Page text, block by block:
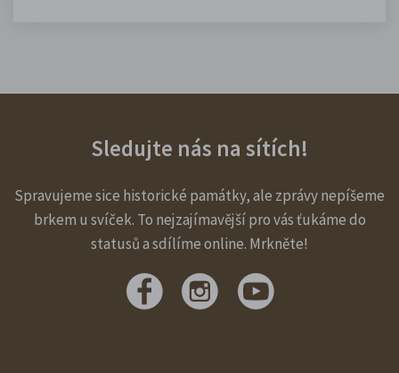
Sledujte nás na sítích!
Spravujeme sice historické památky, ale zprávy nepíšeme
brkem u svíček. To nejzajímavější pro vás ťukáme do
statusů a sdílíme online. Mrkněte!